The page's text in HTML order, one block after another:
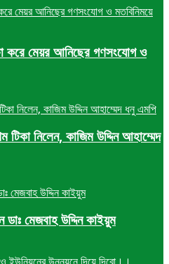
করে মেয়র আনিছের গণসংযোগ ও
টিকা নিলেন, কাজিম উদ্দিন আহাম্মেদ
মেজবাহ উদ্দিন কাইয়ুম